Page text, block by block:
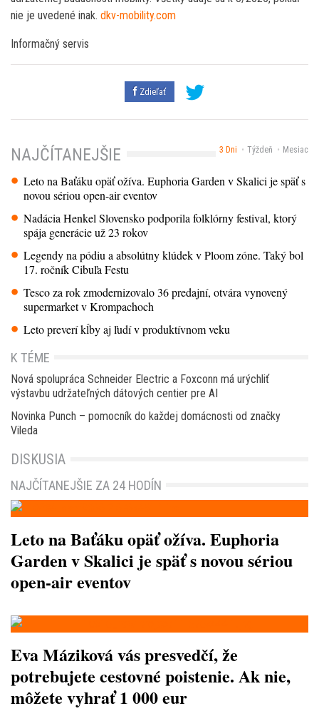
nie je uvedené inak. dkv-mobility.com
Informačný servis
Zdieľať
3 Dni Týždeň Mesiac
NAJČÍTANEJŠIE
Leto na Baťáku opäť ožíva. Euphoria Garden v Skalici je späť s
novou sériou open-air eventov
Nadácia Henkel Slovensko podporila folklórny festival, ktorý
spája generácie už 23 rokov
Legendy na pódiu a absolútny klúdek v Ploom zóne. Taký bol
17. ročník Cibuľa Festu
Tesco za rok zmodernizovalo 36 predajní, otvára vynovený
supermarket v Krompachoch
Leto preverí kĺby aj ľudí v produktívnom veku
K TÉME
Nová spolupráca Schneider Electric a Foxconn má urýchliť
výstavbu udržateľných dátových centier pre AI
Novinka Punch – pomocník do každej domácnosti od značky
Vileda
DISKUSIA
NAJČÍTANEJŠIE ZA 24 HODÍN
Leto na Baťáku opäť ožíva. Euphoria
Garden v Skalici je späť s novou sériou
open-air eventov
Eva Máziková vás presvedčí, že
potrebujete cestovné poistenie. Ak nie,
môžete vyhrať 1 000 eur